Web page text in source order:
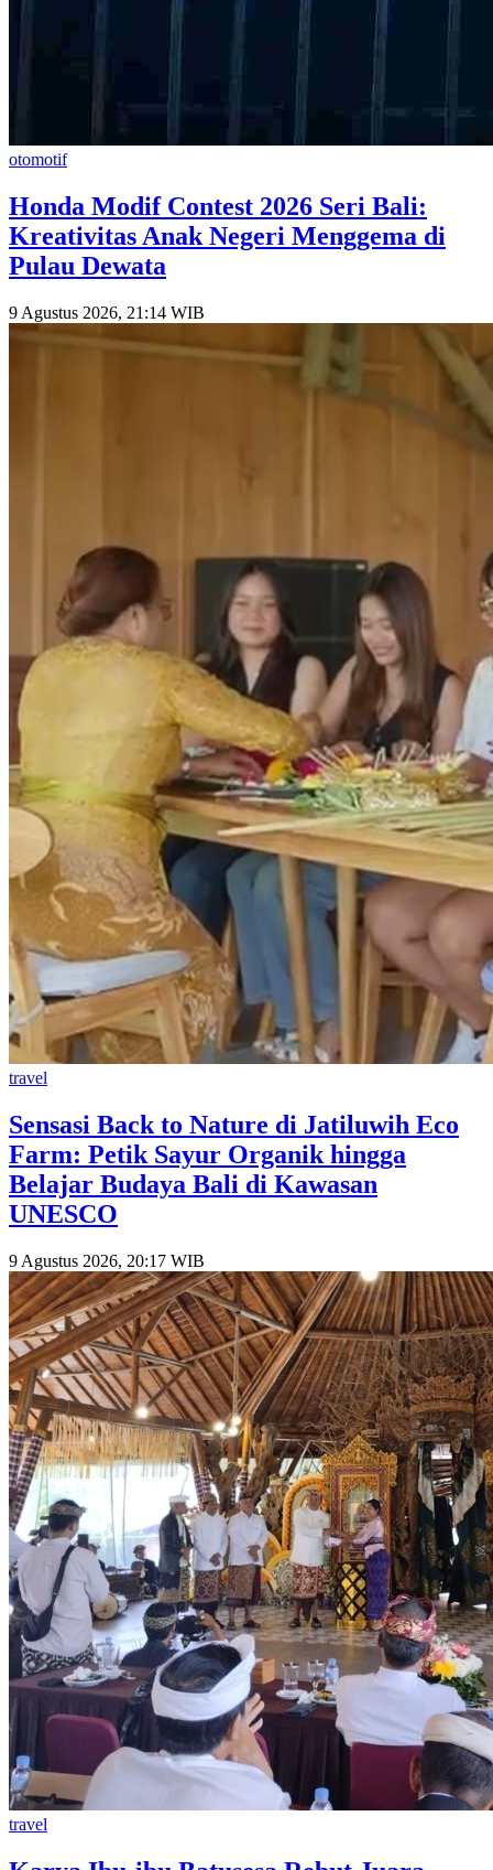
otomotif
Honda Modif Contest 2026 Seri Bali:
Kreativitas Anak Negeri Menggema di
Pulau Dewata
9 Agustus 2026, 21:14 WIB
travel
Sensasi Back to Nature di Jatiluwih Eco
Farm: Petik Sayur Organik hingga
Belajar Budaya Bali di Kawasan
UNESCO
9 Agustus 2026, 20:17 WIB
travel